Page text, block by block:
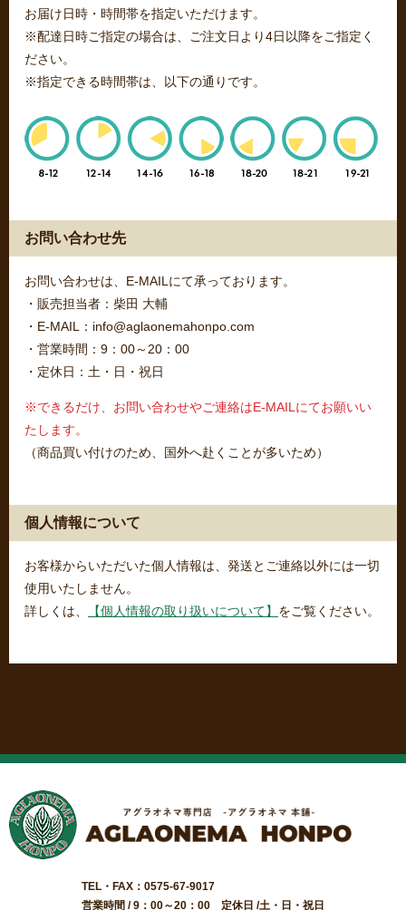
お届け日時・時間帯を指定いただけます。
※配達日時ご指定の場合は、ご注文日より4日以降をご指定く
ださい。
※指定できる時間帯は、以下の通りです。
お問い合わせ先
お問い合わせは、E-MAILにて承っております。
・販売担当者：柴田 大輔
・E-MAIL：info@aglaonemahonpo.com
・営業時間：9：00～20：00
・定休日：土・日・祝日
※できるだけ、お問い合わせやご連絡はE-MAILにてお願いい
たします。
（商品買い付けのため、国外へ赴くことが多いため）
個人情報について
お客様からいただいた個人情報は、発送とご連絡以外には一切
使用いたしません。
詳しくは、
【個人情報の取り扱いについて】 をご覧ください。
TEL・FAX：0575-67-9017
営業時間 / 9：00～20：00 定休日 /土・日・祝日